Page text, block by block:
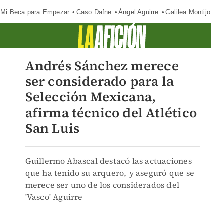
Mi Beca para Empezar Caso Dafne Ángel Aguirre Galilea Montijo
Andrés Sánchez merece
ser considerado para la
Selección Mexicana,
afirma técnico del Atlético
San Luis
Guillermo Abascal destacó las actuaciones
que ha tenido su arquero, y aseguró que se
merece ser uno de los considerados del
'Vasco' Aguirre